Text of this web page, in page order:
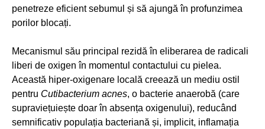
penetreze eficient sebumul și să ajungă în profunzimea
porilor blocați.
Mecanismul său principal rezidă în eliberarea de radicali
liberi de oxigen în momentul contactului cu pielea.
Această hiper-oxigenare locală creează un mediu ostil
pentru Cutibacterium acnes, o bacterie anaerobă (care
supraviețuiește doar în absența oxigenului), reducând
semnificativ populația bacteriană și, implicit, inflamația